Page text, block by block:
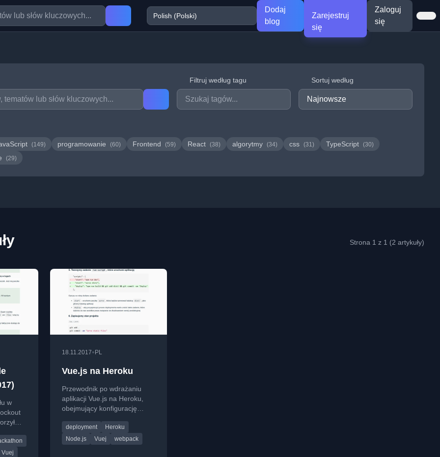
Dodaj
blog
Zarejestruj
się
Zaloguj
się
Filtruj według tagu Sortuj według
(149) programowanie (60) Frontend (59) React (38) algorytmy (34) css (31) TypeScript (30)
(29)
Strona 1 z 1 (2 artykuły)
w
Vuej
18.11.2017• PL
Vue.js na Heroku
Przewodnik po wdrażaniu
aplikacji Vue.js na Heroku,
obejmujący konfigurację
problemów z wersjami
Node.js.
deployment
Heroku
Node.js
Vuej webpack